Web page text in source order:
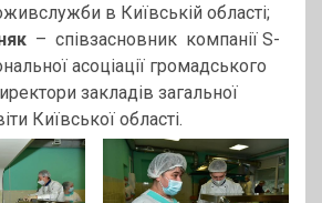
в Київській області;
– співзасновник компанії S-
асоціації громадського
закладів загальної
Київської області.